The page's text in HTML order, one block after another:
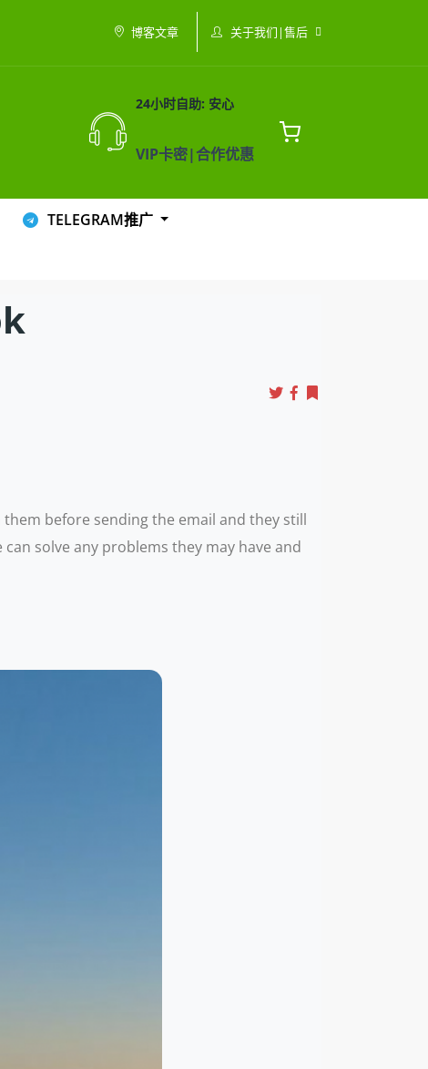
博客文章 关于我们|售后
24小时自助: 安心
VIP卡密|合作优惠
TELEGRAM推广
before sending the email and they still
solve any problems they may have and